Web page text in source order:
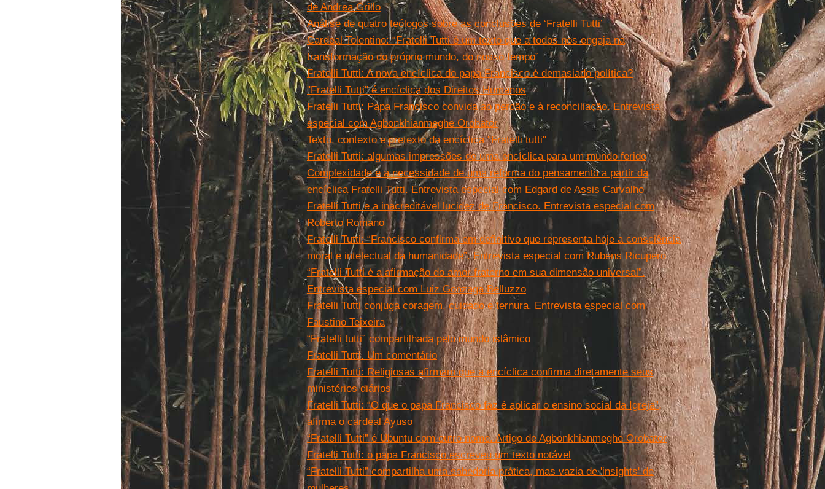
de Andrea Grillo
Análise de quatro teólogos sobre as conclusões de ‘Fratelli Tutti’
Cardeal Tolentino: “Fratelli Tutti é um texto que a todos nos engaja na
transformação do próprio mundo, do nosso tempo”
Fratelli Tutti: A nova encíclica do papa Francisco é demasiado política?
"Fratelli Tutti" é encíclica dos Direitos Humanos
Fratelli Tutti: Papa Francisco convida ao perdão e à reconciliação. Entrevista
especial com Agbonkhianmeghe Orobator
Texto, contexto e pretexto da encíclica "Fratelli tutti"
Fratelli Tutti: algumas impressões de uma encíclica para um mundo ferido
Complexidade e a necessidade de uma reforma do pensamento a partir da
encíclica Fratelli Tutti. Entrevista especial com Edgard de Assis Carvalho
Fratelli Tutti e a inacreditável lucidez de Francisco. Entrevista especial com
Roberto Romano
Fratelli Tutti: “Francisco confirma em definitivo que representa hoje a consciência
moral e intelectual da humanidade”. Entrevista especial com Rubens Ricupero
“Fratelli Tutti é a afirmação do amor fraterno em sua dimensão universal”.
Entrevista especial com Luiz Gonzaga Belluzzo
Fratelli Tutti conjuga coragem, cuidado e ternura. Entrevista especial com
Faustino Teixeira
“Fratelli tutti” compartilhada pelo mundo islâmico
Fratelli Tutti. Um comentário
Fratelli Tutti: Religiosas afirmam que a encíclica confirma diretamente seus
ministérios diários
Fratelli Tutti: “O que o papa Francisco faz é aplicar o ensino social da Igreja”,
afirma o cardeal Ayuso
“Fratelli Tutti” é Ubuntu com outro nome. Artigo de Agbonkhianmeghe Orobator
Fratelli Tutti: o papa Francisco escreveu um texto notável
“Fratelli Tutti” compartilha uma sabedoria prática, mas vazia de 'insights' de